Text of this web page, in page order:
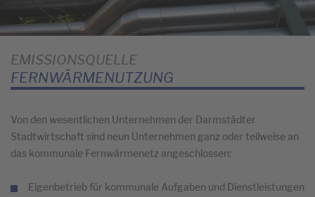
EMISSIONSQUELLE
FERNWÄRMENUTZUNG
Von den wesentlichen Unternehmen der Darmstädter
Stadtwirtschaft sind neun Unternehmen ganz oder teilweise an
das kommunale Fernwärmenetz angeschlossen:
Eigenbetrieb für kommunale Aufgaben und Dienstleistungen